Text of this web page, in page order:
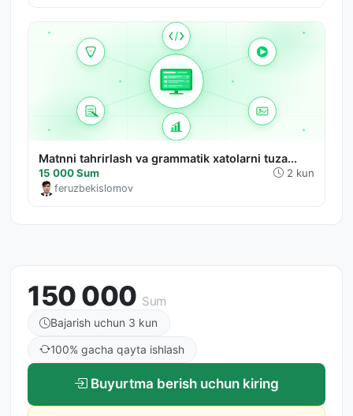
Matnni tahrirlash va grammatik xatolarni tuza...
15 000 Sum 2 kun
feruzbekislomov
150 000 Sum
Bajarish uchun 3 kun
100% gacha qayta ishlash
Buyurtma berish uchun kiring